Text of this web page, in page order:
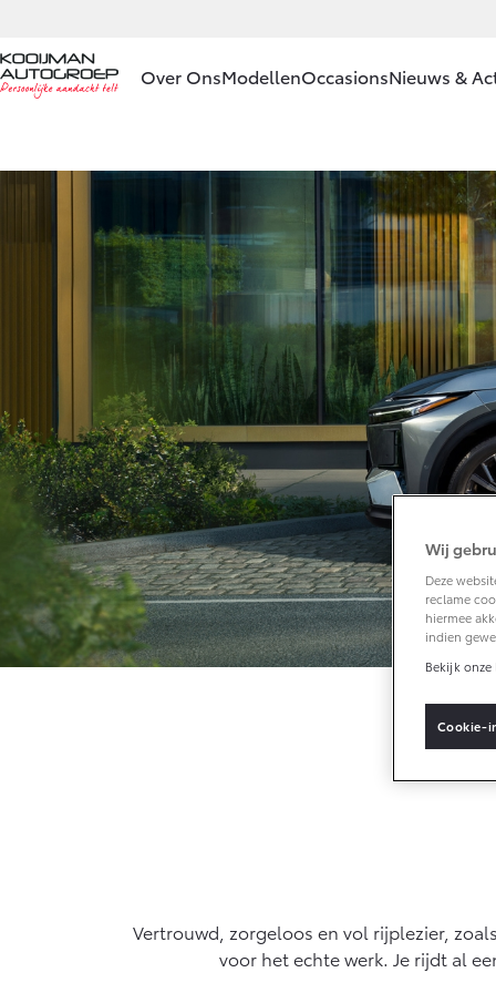
Over Ons
Ons bedrijf
Contact en
Route
Vacatures
Klantbeoordelingen
Modellen
Vanaf € 23.750,-
Corolla Hatchback
HYBRIDE
Vanaf € 33.495,-
Toyota C-HR+
BATTERIJ-ELEKTRISCH
OccasionsNieuws &
Vertrouwd, zorgeloos en vol rijplezier,
voor het echte werk. Je rijdt al
Wij
Deze
reclame
hiermee
indien
Bekijk onze
Cookie-